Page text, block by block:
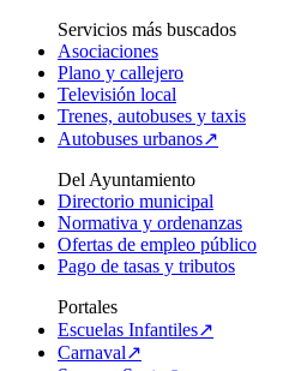
Servicios más buscados
Asociaciones
Plano y callejero
Televisión local
Trenes, autobuses y taxis
Autobuses urbanos↗
Del Ayuntamiento
Directorio municipal
Normativa y ordenanzas
Ofertas de empleo público
Pago de tasas y tributos
Portales
Escuelas Infantiles↗
Carnaval↗